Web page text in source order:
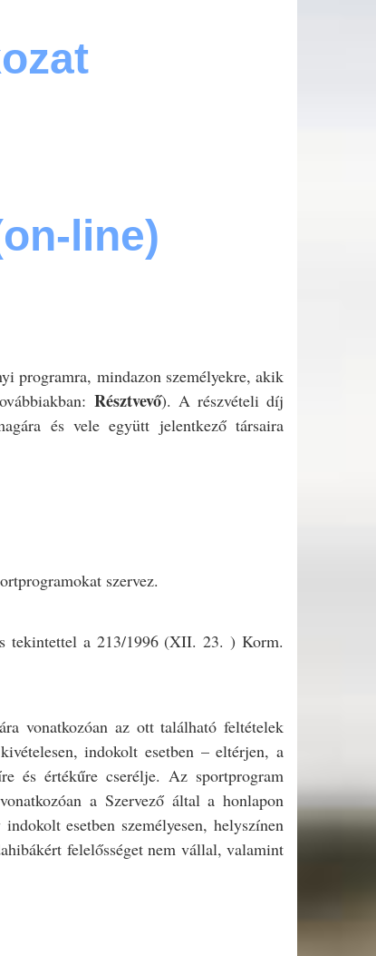
line)
programra, mindazon személyekre, akik
Résztvevő). A részvételi díj
és vele együtt jelentkező társaira
szervez.
tekintettel a 213/1996 (XII. 23. ) Korm.
vonatkozóan az ott található feltételek
indokolt esetben – eltérjen, a
és értékűre cserélje. Az sportprogram
a Szervező által a honlapon
esetben személyesen, helyszínen
felelősséget nem vállal, valamint